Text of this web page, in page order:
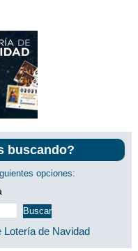
buscando?
opciones:
Lotería de Navidad